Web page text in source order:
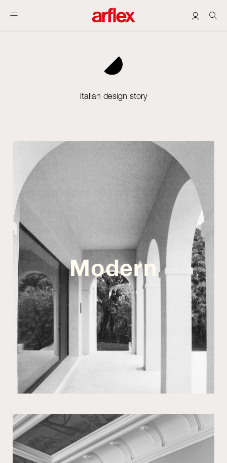
italian design story
Modern